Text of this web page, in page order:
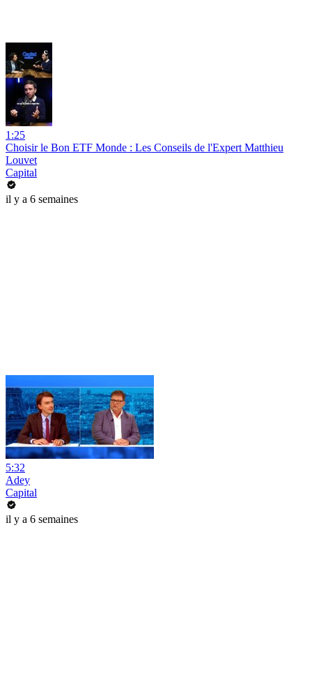
1:25
Choisir le Bon ETF Monde : Les Conseils de l'Expert Matthieu
Louvet
Capital
il y a 6 semaines
5:32
Adey
Capital
il y a 6 semaines